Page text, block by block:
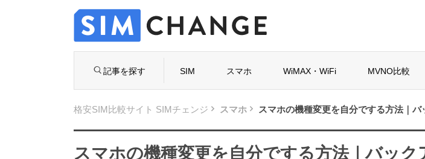
記事を探す
検索
SIM スマホ WiMAX・WiFi MVNO比較
初めての格安SIM選び方ガイド
格安SIM比較サイト SIMチェンジ スマホ スマホの機種変更を自分でする方法｜
スマホの機種変更を自分でする方法｜バック